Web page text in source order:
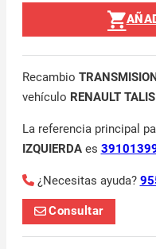
Recambio
vehículo RENAULT
La referencia principal
IZQUIERDAes
¿Necesitas ayuda?
Consultar